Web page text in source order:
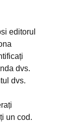
editorul
dvs.
dvs.
un cod.